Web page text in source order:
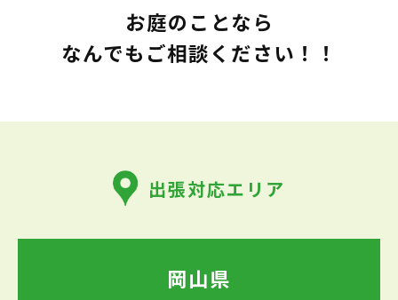
お庭のことなら
なんでもご相談ください！！
出張対応エリア
岡山県